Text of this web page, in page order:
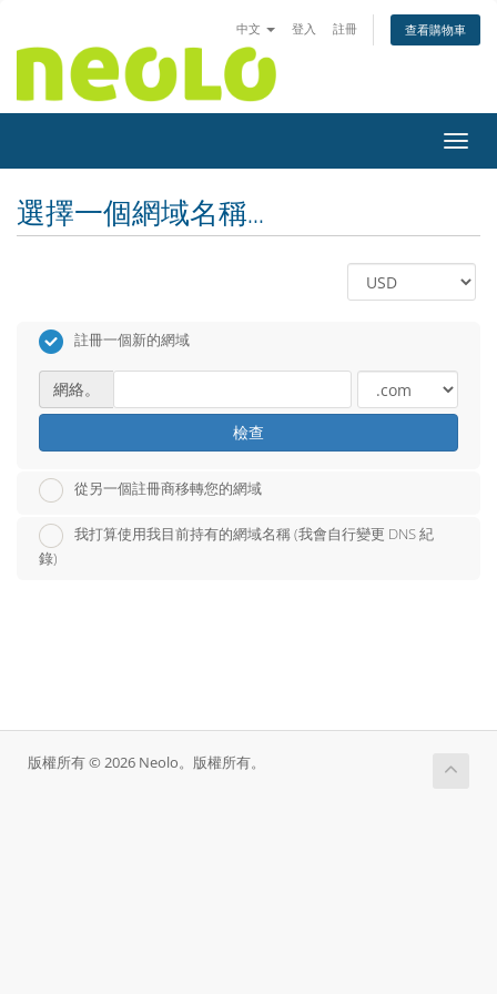
中文 登入 註冊 查看購物車
切換
選擇一個網域名稱...
註冊一個新的網域
網絡。
檢查
從另一個註冊商移轉您的網域
我打算使用我目前持有的網域名稱 (我會自行變更 DNS 紀
錄)
版權所有 © 2026 Neolo。版權所有。